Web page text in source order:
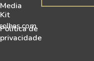
Media
Kit
Política de
privacidade